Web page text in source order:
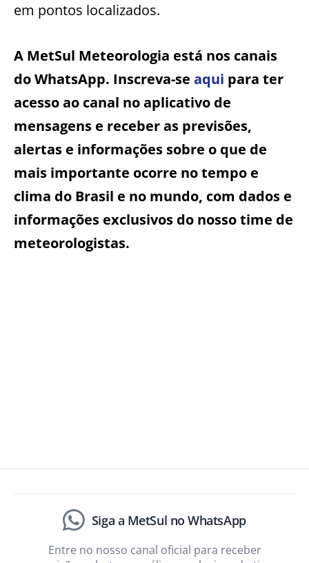
em pontos localizados.
A MetSul Meteorologia está nos canais
do WhatsApp. Inscreva-se aqui para ter
acesso ao canal no aplicativo de
mensagens e receber as previsões,
alertas e informações sobre o que de
mais importante ocorre no tempo e
clima do Brasil e no mundo, com dados e
informações exclusivos do nosso time de
meteorologistas.
Siga a MetSul no WhatsApp
Entre no nosso canal oficial para receber